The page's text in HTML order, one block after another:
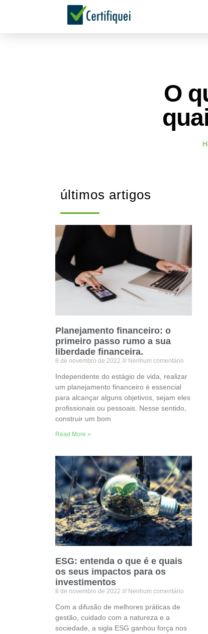
O
últimos artigos
Planejamento financeiro: o
primeiro passo rumo a sua
liberdade financeira.
8 de novembro de 2022 Nenhum comentário
Independente do estágio de vida, realizar
um planejamento financeiro é essencial
para alcançar alguns objetivos, sejam eles
profissionais ou pessoais. Nesse sentido,
construir um bom
Read More »
ESG: entenda o que é e quais
os seus impactos para os
investimentos
8 de novembro de 2022 Nenhum comentário
Com a difusão de melhores práticas de
gestão, cuidado com a natureza e a
sociedade, a sigla ESG ganhou força nos